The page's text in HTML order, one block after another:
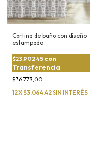
Cortina de baño con diseño
estampado
$36.773,00
$23.902,45 con
Transferencia
12X$3.064,42SIN INTERÉS